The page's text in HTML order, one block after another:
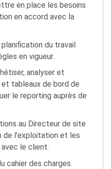
en place les besoins
en accord avec la
du travail
en vigueur.
analyser et
tableaux de bord de
le reporting auprès de
au Directeur de site
de l'exploitation et les
le client.
cahier des charges.